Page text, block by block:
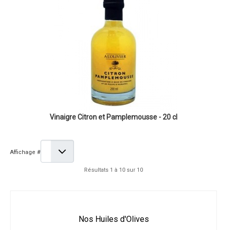
Vinaigre Citron et Pamplemousse - 20 cl
Affichage #
Résultats 1 à 10 sur 10
Nos Huiles d'Olives